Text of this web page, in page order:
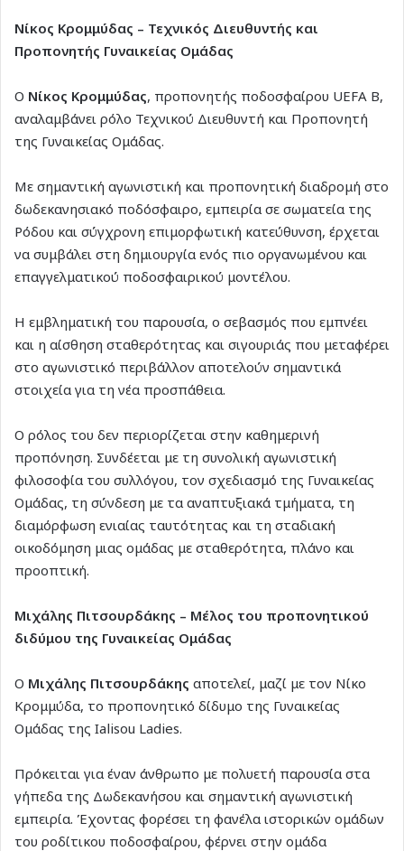
Νίκος Κρομμύδας – Τεχνικός Διευθυντής και
Προπονητής Γυναικείας Ομάδας
Ο Νίκος Κρομμύδας, προπονητής ποδοσφαίρου UEFA B,
αναλαμβάνει ρόλο Τεχνικού Διευθυντή και Προπονητή
της Γυναικείας Ομάδας.
Με σημαντική αγωνιστική και προπονητική διαδρομή στο
δωδεκανησιακό ποδόσφαιρο, εμπειρία σε σωματεία της
Ρόδου και σύγχρονη επιμορφωτική κατεύθυνση, έρχεται
να συμβάλει στη δημιουργία ενός πιο οργανωμένου και
επαγγελματικού ποδοσφαιρικού μοντέλου.
Η εμβληματική του παρουσία, ο σεβασμός που εμπνέει
και η αίσθηση σταθερότητας και σιγουριάς που μεταφέρει
στο αγωνιστικό περιβάλλον αποτελούν σημαντικά
στοιχεία για τη νέα προσπάθεια.
Ο ρόλος του δεν περιορίζεται στην καθημερινή
προπόνηση. Συνδέεται με τη συνολική αγωνιστική
φιλοσοφία του συλλόγου, τον σχεδιασμό της Γυναικείας
Ομάδας, τη σύνδεση με τα αναπτυξιακά τμήματα, τη
διαμόρφωση ενιαίας ταυτότητας και τη σταδιακή
οικοδόμηση μιας ομάδας με σταθερότητα, πλάνο και
προοπτική.
Μιχάλης Πιτσουρδάκης – Μέλος του προπονητικού
διδύμου της Γυναικείας Ομάδας
Ο Μιχάλης Πιτσουρδάκης αποτελεί, μαζί με τον Νίκο
Κρομμύδα, το προπονητικό δίδυμο της Γυναικείας
Ομάδας της Ialisou Ladies.
Πρόκειται για έναν άνθρωπο με πολυετή παρουσία στα
γήπεδα της Δωδεκανήσου και σημαντική αγωνιστική
εμπειρία. Έχοντας φορέσει τη φανέλα ιστορικών ομάδων
του ροδίτικου ποδοσφαίρου, φέρνει στην ομάδα